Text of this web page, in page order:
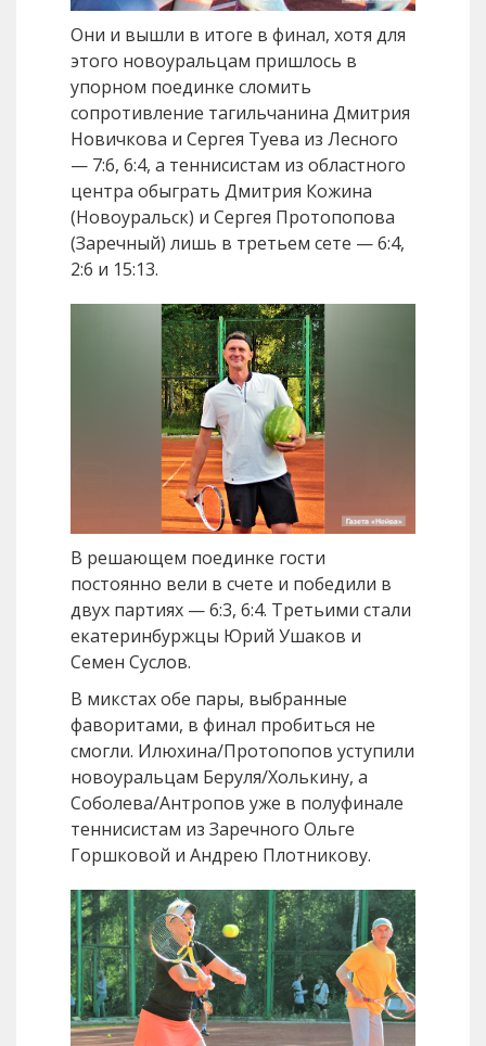
Они и вышли в итоге в финал, хотя для
этого новоуральцам пришлось в
упорном поединке сломить
сопротивление тагильчанина Дмитрия
Новичкова и Сергея Туева из Лесного
— 7:6, 6:4, а теннисистам из областного
центра обыграть Дмитрия Кожина
(Новоуральск) и Сергея Протопопова
(Заречный) лишь в третьем сете — 6:4,
2:6 и 15:13.
В решающем поединке гости
постоянно вели в счете и победили в
двух партиях — 6:3, 6:4. Третьими стали
екатеринбуржцы Юрий Ушаков и
Семен Суслов.
В микстах обе пары, выбранные
фаворитами, в финал пробиться не
смогли. Илюхина/Протопопов уступили
новоуральцам Беруля/Холькину, а
Соболева/Антропов уже в полуфинале
теннисистам из Заречного Ольге
Горшковой и Андрею Плотникову.